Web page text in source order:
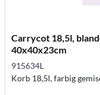
Carrycot 18,5l,
40x40x23cm
915634L
Korb 18,5l, farbig